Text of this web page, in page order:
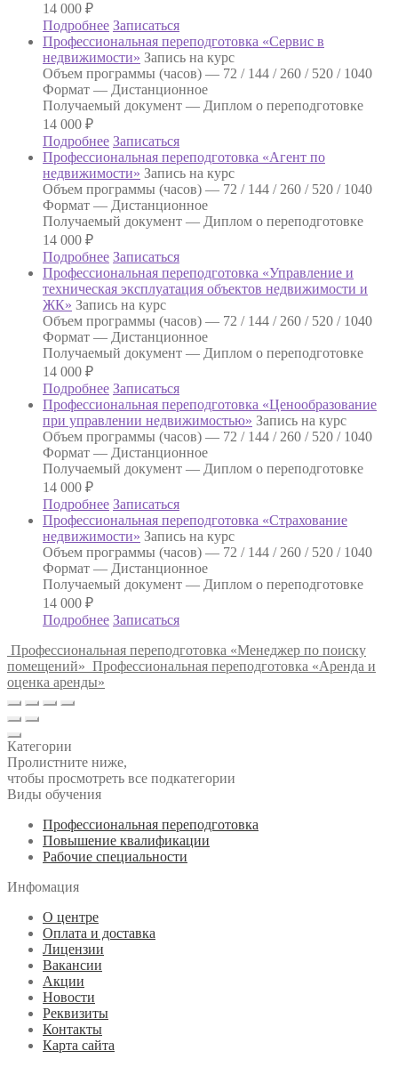
14 000 ₽
Подробнее Записаться
Профессиональная переподготовка «Сервис в
недвижимости» Запись на курс
Объем программы (часов) — 72 / 144 / 260 / 520 / 1040
Формат — Дистанционное
Получаемый документ — Диплом о переподготовке
14 000 ₽
Подробнее Записаться
Профессиональная переподготовка «Агент по
недвижимости» Запись на курс
Объем программы (часов) — 72 / 144 / 260 / 520 / 1040
Формат — Дистанционное
Получаемый документ — Диплом о переподготовке
14 000 ₽
Подробнее Записаться
Профессиональная переподготовка «Управление и
техническая эксплуатация объектов недвижимости и
ЖК» Запись на курс
Объем программы (часов) — 72 / 144 / 260 / 520 / 1040
Формат — Дистанционное
Получаемый документ — Диплом о переподготовке
14 000 ₽
Подробнее Записаться
Профессиональная переподготовка «Ценообразование
при управлении недвижимостью» Запись на курс
Объем программы (часов) — 72 / 144 / 260 / 520 / 1040
Формат — Дистанционное
Получаемый документ — Диплом о переподготовке
14 000 ₽
Подробнее Записаться
Профессиональная переподготовка «Страхование
недвижимости» Запись на курс
Объем программы (часов) — 72 / 144 / 260 / 520 / 1040
Формат — Дистанционное
Получаемый документ — Диплом о переподготовке
14 000 ₽
Подробнее Записаться
Профессиональная переподготовка «Менеджер по поиску
помещений» Профессиональная переподготовка «Аренда и
оценка аренды»
Категории
Пролистните ниже,
чтобы просмотреть все подкатегории
Виды обучения
Профессиональная переподготовка
Повышение квалификации
Рабочие специальности
Инфомация
О центре
Оплата и доставка
Лицензии
Вакансии
Акции
Новости
Реквизиты
Контакты
Карта сайта